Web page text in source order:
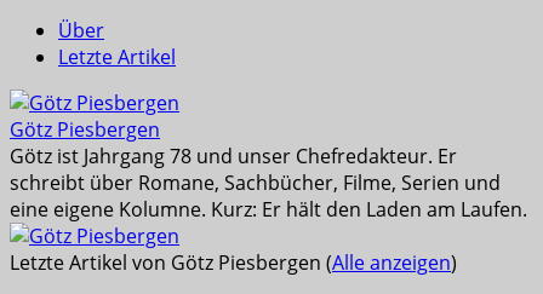
Über
Letzte Artikel
Götz Piesbergen
Götz ist Jahrgang 78 und unser Chefredakteur. Er
schreibt über Romane, Sachbücher, Filme, Serien und
eine eigene Kolumne. Kurz: Er hält den Laden am Laufen.
Letzte Artikel von Götz Piesbergen (Alle anzeigen)